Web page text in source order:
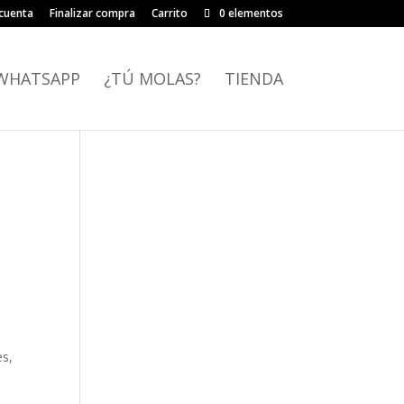
Finalizar compra Carrito 0 elementos
¿TÚ MOLAS? TIENDA